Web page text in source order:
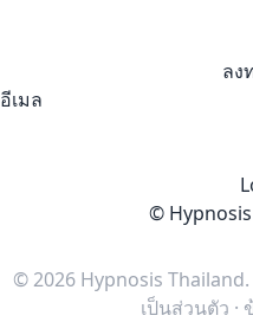
ลง
อีเมล
©
© 2026 Hypnosis Thailand.
เป็นส่วนตัว ·